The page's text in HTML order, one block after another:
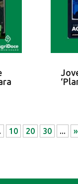
10 20 30 ... »